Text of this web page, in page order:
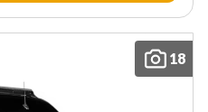
18